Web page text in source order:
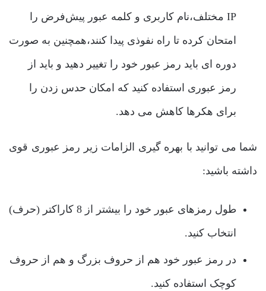
IP مختلف،نام کاربری و کلمه عبور پیش‌فرض را
امتحان کرده تا راه نفوذی پیدا کنند،همچنین به صورت
دوره ای باید رمز عبور خود را تغییر دهید و باید از
رمز عبوری استفاده کنید که امکان حدس زدن را
برای هکرها کاهش می دهد.
شما می توانید با بهره گیری الزامات زیر رمز عبوری قوی
داشته باشید:
طول رمزهای عبور خود را بیشتر از 8 کاراکتر (حرف)
انتخاب کنید.
در رمز عبور خود هم از حروف بزرگ و هم از حروف
کوچک استفاده کنید.